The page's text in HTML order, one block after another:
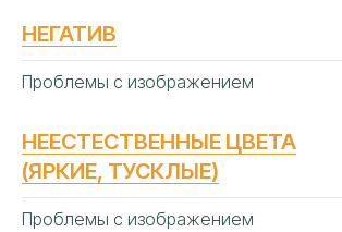
НЕГАТИВ
Проблемы с изображением
НЕЕСТЕСТВЕННЫЕ ЦВЕТА
(ЯРКИЕ, ТУСКЛЫЕ)
Проблемы с изображением
Следование строгим официальным
регламентам мировых
АВТОРИЗОВАННЫЙ
СЕРВИСНЫЙ
В КРАСНОДАРЕ